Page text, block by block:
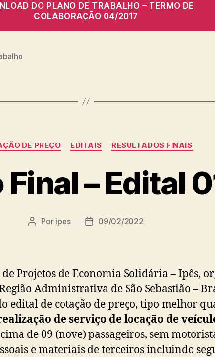
DO PLANO DE TRABALHO – TERMO DE
COLABORAÇÃO 04/2017
Categorias
DE PREÇO EDITAIS RESULTADOS FINAIS
– Edital
Autor
Por ipes
Data09/02/2022
Projetos de Economia Solidária – Ipês,
Administrativa de São Sebastião –
edital de cotação de preço, tipo melhor
de serviço de locação de
de 09 (nove) passageiros, sem
e materiais de terceiros incluindo